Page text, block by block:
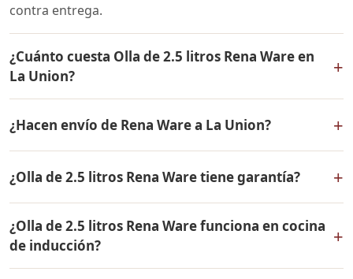
contra entrega.
¿Cuánto cuesta Olla de 2.5 litros Rena Ware en
La Union?
+
todo el Perú. Contáctame por WhatsApp para conocer
el precio actual, promociones disponibles y facilidades
de pago en cuotas desde el 10% de inicial.
¿Hacen envío de Rena Ware a La Union? +
a La Union, Arequipa y a todo el Perú. El pago es contra
entrega.
¿Olla de 2.5 litros Rena Ware tiene garantía? +
vida contra defectos de fabricación. Todos los
productos Rena Ware están fabricados en acero
inoxidable quirúrgico 18/10 de la más alta calidad.
¿Olla de 2.5 litros Rena Ware funciona en cocina
de inducción?
+